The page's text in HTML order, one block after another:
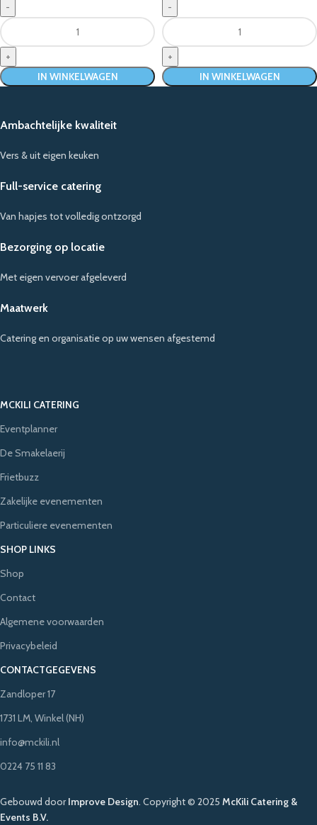
IN WINKELWAGEN IN WINKELWAGEN
Ambachtelijke kwaliteit
Vers & uit eigen keuken
Full-service catering
Van hapjes tot volledig ontzorgd
Bezorging op locatie
Met eigen vervoer afgeleverd
Maatwerk
Catering en organisatie op uw wensen afgestemd
MCKILI CATERING
Eventplanner
De Smakelaerij
Frietbuzz
Zakelijke evenementen
Particuliere evenementen
SHOP LINKS
Shop
Contact
Algemene voorwaarden
Privacybeleid
CONTACTGEGEVENS
Zandloper 17
1731 LM, Winkel (NH)
info@mckili.nl
0224 75 11 83
Gebouwd doorImprove Design. Copyright © 2025 McKili Catering &
Events B.V.